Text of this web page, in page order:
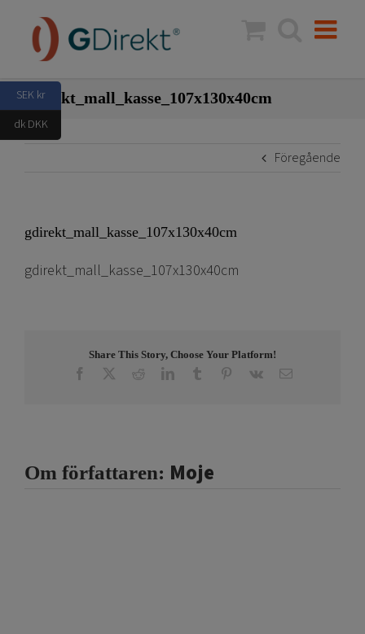
innehållet
gdirekt_mall_kasse_107x130x40cm
Föregående
gdirekt_mall_kasse_107x130x40cm
gdirekt_mall_kasse_107x130x40cm
Share This Story, Choose Your Platform!
Facebook RedditLinkedInTumblr Pinterest
Vk E-
Om författaren: Moje
SEK kr
dk DKK